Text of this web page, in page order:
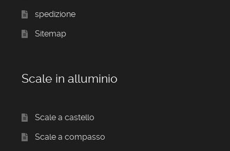
spedizione
Sitemap
Scale in alluminio
Scale a castello
Scale a compasso